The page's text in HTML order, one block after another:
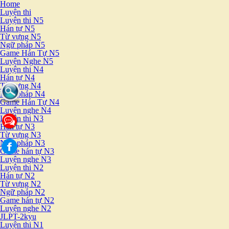
Home
Luyện thi
Luyện thi N5
Hán tự N5
Từ vựng N5
Ngữ pháp N5
Game Hán Tự N5
Luyện Nghe N5
Luyện thi N4
Hán tự N4
Từ vựng N4
Ngữ pháp N4
Game Hán Tự N4
Luyện nghe N4
Luyện thi N3
Hán tự N3
Từ vựng N3
Ngữ pháp N3
Game hán tự N3
Luyện nghe N3
Luyện thi N2
Hán tự N2
Từ vựng N2
Ngữ pháp N2
Game hán tự N2
Luyện nghe N2
JLPT-2kyu
Luyện thi N1